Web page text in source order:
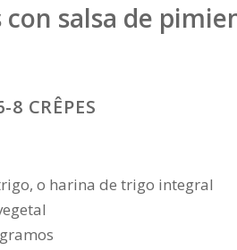
con salsa de
8 CRÊPES
o harina de trigo integral